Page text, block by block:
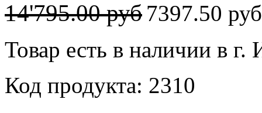
14'795.00 руб 7397.50
Товар есть в наличии в г.
Код продукта: 2310